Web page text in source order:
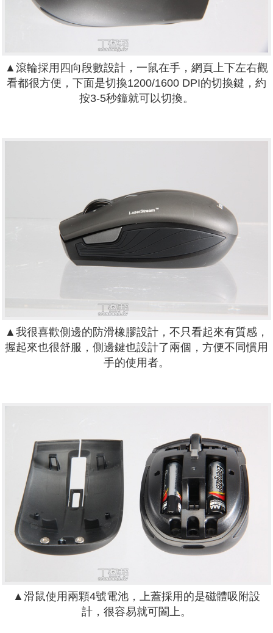
▲滾輪採用四向段數設計，一鼠在手，網頁上下左右觀
看都很方便，下面是切換1200/1600 DPI的切換鍵，約
按3-5秒鐘就可以切換。
▲我很喜歡側邊的防滑橡膠設計，不只看起來有質感，
握起來也很舒服，側邊鍵也設計了兩個，方便不同慣用
手的使用者。
▲滑鼠使用兩顆4號電池，上蓋採用的是磁體吸附設
計，很容易就可闔上。